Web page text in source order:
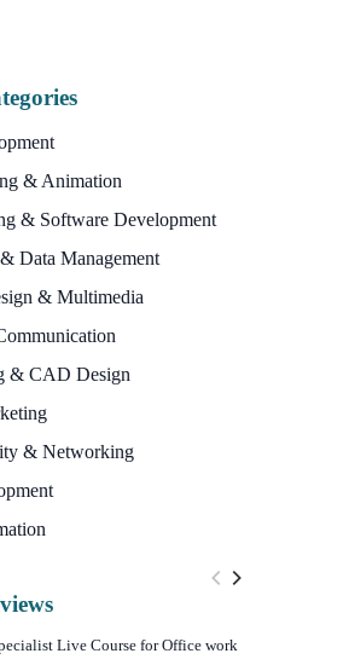
& Animation
& Software Development
Data Management
& Multimedia
& CAD Design
& Networking
Live Course for Office work